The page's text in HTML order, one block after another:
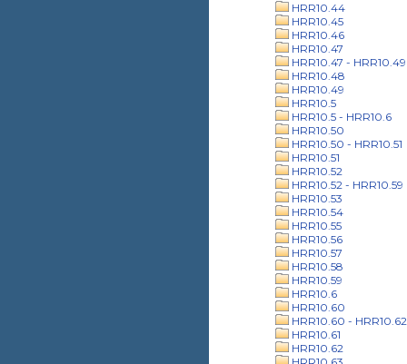
HRR10.44
HRR10.45
HRR10.46
HRR10.47
HRR10.47 - HRR10.49
HRR10.48
HRR10.49
HRR10.5
HRR10.5 - HRR10.6
HRR10.50
HRR10.50 - HRR10.51
HRR10.51
HRR10.52
HRR10.52 - HRR10.59
HRR10.53
HRR10.54
HRR10.55
HRR10.56
HRR10.57
HRR10.58
HRR10.59
HRR10.6
HRR10.60
HRR10.60 - HRR10.62
HRR10.61
HRR10.62